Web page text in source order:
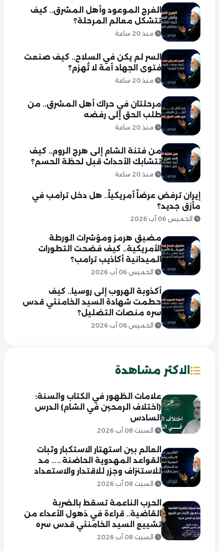
الفرج الموعود وأهل المشرق.. كيف
تتشكل معالم المرحلة؟
منذ 20 ساعة
السر لم يكن في السلاح.. كيف صنعت
فتوى الجهاد أمة لا تُهزم؟
منذ 20 ساعة
مرحلتان في حراك أهل المشرق.. من
طلب الحق إلى رفضه
منذ 20 ساعة
من فتنة الشام إلى هرج الروم.. كيف
تتشابك الأحداث قبل لحظة الحسم؟
منذ 20 ساعة
إيران ترفض عرضاً أمريكياً.. هل دخل ترامب في
مأزق جديد؟
الخميس 06 آب 2026
مضيق هرمز ومؤشرات الورطة
الأمريكية.. كيف فضحت التطورات
الميدانية أكاذيب ترامب؟
الخميس 06 آب 2026
أكذوبة الهروب إلى روسيا.. كيف
حطمت شهادة السيد الخامنئي قدس
سره منصات التضليل؟
الخميس 06 آب 2026
الاكثر مشاهدة
علامات الظهور في الكتاب والسنة:
(اختلاف الرمحين في الشام) الدرس
السادس
السبت 08 آب 2026
العالم بين استهتار الاستكبار وثبات
القواعد المهدوية الحاضنة…… مد
للاستنزاف وجزر للاقتدار والاستعداد
السبت 08 آب 2026
الحرب الناعمة تسقط بالضربة
القاضية.. قراءة في ذهول الأعداء من
تشييع السيد الخامنئي قدس سره
السبت 08 آب 2026